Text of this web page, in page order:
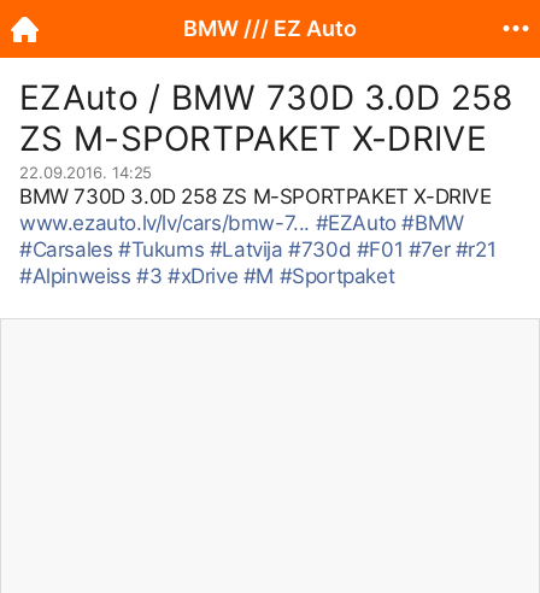
EZAuto / BMW 730D 3.0D 258
ZS M-SPORTPAKET X-DRIVE
22.09.2016. 14:25
BMW 730D 3.0D 258 ZS M-SPORTPAKET X-DRIVE
www.ezauto.lv/lv/cars/bmw-7... #EZAuto #BMW
#Carsales #Tukums #Latvija #730d #F01 #7er #r21
#Alpinweiss #3 #xDrive #M #Sportpaket
BMW /// EZ Auto